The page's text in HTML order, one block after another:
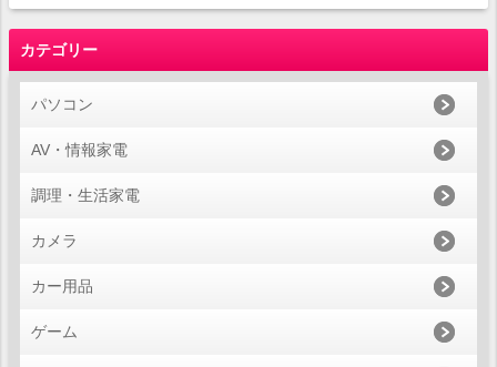
カテゴリー
パソコン
AV・情報家電
調理・生活家電
カメラ
カー用品
ゲーム